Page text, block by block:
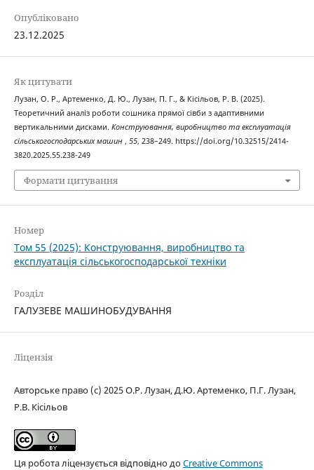
Опубліковано
23.12.2025
Як цитувати
Лузан, О. Р., Артеменко, Д. Ю., Лузан, П. Г., & Кісільов, Р. В. (2025).
Теоретичний аналіз роботи сошника прямої сівби з адаптивними
вертикальними дисками. Конструювання, виробництво та експлуатація
сільськогосподарських машин , 55, 238–249. https://doi.org/10.32515/2414-
3820.2025.55.238-249
Формати цитування
Номер
Том 55 (2025): Конструювання, виробництво та
експлуатація сільськогосподарської техніки
Розділ
ГАЛУЗЕВЕ МАШИНОБУДУВАННЯ
Ліцензія
Авторське право (c) 2025 О.Р. Лузан, Д.Ю. Артеменко, П.Г. Лузан,
Р.В. Кісільов
Ця робота ліцензується відповідно доCreative Commons